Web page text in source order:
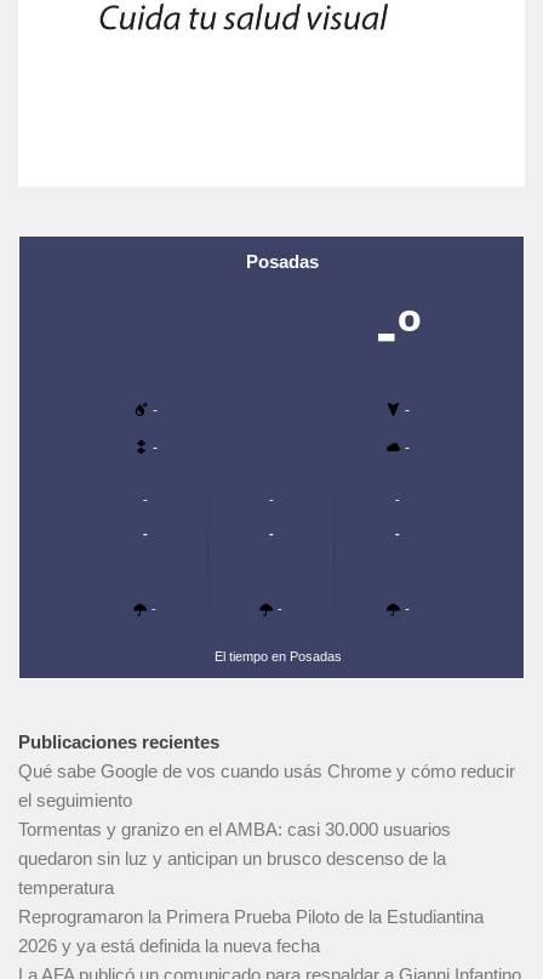
Posadas
-º
- -
- -
-
-
-
-
-
-
-
-
-
El tiempo en Posadas
Publicaciones recientes
Qué sabe Google de vos cuando usás Chrome y cómo reducir
el seguimiento
Tormentas y granizo en el AMBA: casi 30.000 usuarios
quedaron sin luz y anticipan un brusco descenso de la
temperatura
Reprogramaron la Primera Prueba Piloto de la Estudiantina
2026 y ya está definida la nueva fecha
La AFA publicó un comunicado para respaldar a Gianni Infantino